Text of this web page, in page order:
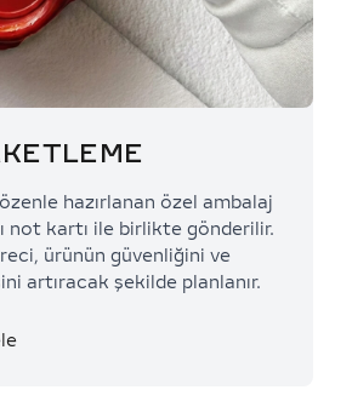
hazırlanan özel ambalaj
not kartı ile birlikte gönderilir.
ürünün güvenliğini ve
artıracak şekilde planlanır.